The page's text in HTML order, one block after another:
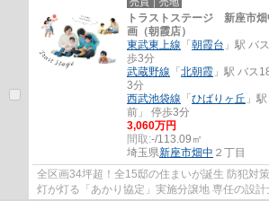
トラストステージ 新座市
画（朝霞店）
東武東上線 「 朝霞台 」駅 バ
歩3分
武蔵野線 「 北朝霞 」駅 バス
3分
西武池袋線 「 ひばりヶ丘 」
前」 停歩3分
3,060万円
間取:-/113.09㎡
埼玉県新座市畑中 ２丁目
全区画34坪超！全15邸の住まいが誕生 防犯対
灯が灯る「あかり協定」実施分譲地 専任の設